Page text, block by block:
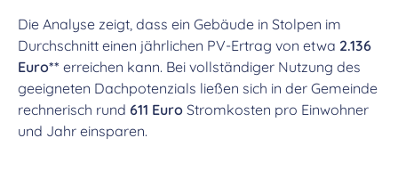
Die Analyse zeigt, dass ein Gebäude in Stolpen im
Durchschnitt einen jährlichen PV-Ertrag von etwa 2.136
Euro** erreichen kann. Bei vollständiger Nutzung des
geeigneten Dachpotenzials ließen sich in der Gemeinde
rechnerisch rund 611 Euro Stromkosten pro Einwohner
und Jahr einsparen.